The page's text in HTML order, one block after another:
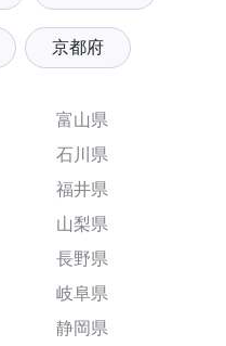
京都府
富山県
石川県
福井県
山梨県
長野県
岐阜県
静岡県